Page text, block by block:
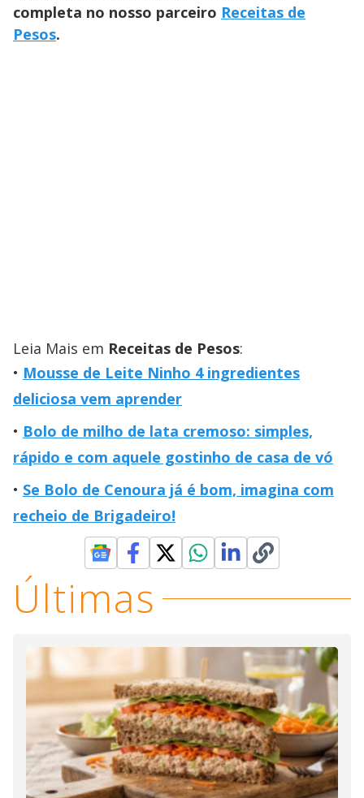
completa no nosso parceiro Receitas de
Pesos.
Leia Mais em Receitas de Pesos:
Mousse de Leite Ninho 4 ingredientes
deliciosa vem aprender
Bolo de milho de lata cremoso: simples,
rápido e com aquele gostinho de casa de vó
Se Bolo de Cenoura já é bom, imagina com
recheio de Brigadeiro!
Últimas